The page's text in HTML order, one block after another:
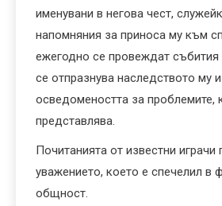
именувани в негова чест,
напомняния за приноса му към
ежегодно се провеждат
се отпразнува наследството му
осведомеността за проблемите,
представлява.
Почитанията от известни играчи
уважението, което е спечелил в
общност.